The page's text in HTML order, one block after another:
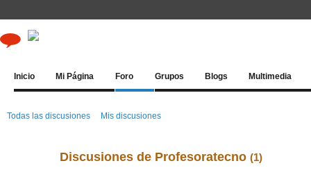
Inicio Mi Página Foro Grupos Blogs Multimedia
Todas las discusiones Mis discusiones
Discusiones de Profesoratecno (1)